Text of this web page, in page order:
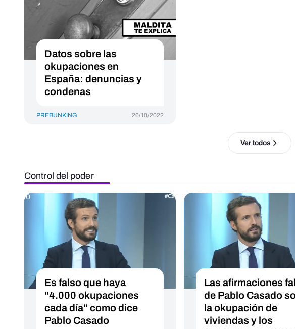
Datos sobre las
okupaciones en
España: denuncias y
condenas
PREBUNKING 26/10/2022
Ver todos
Control del poder
Es falso que haya
"4.000 okupaciones
cada día" como dice
Pablo Casado
Las afirmaciones
de Pablo Casado
la okupación de
viviendas y los